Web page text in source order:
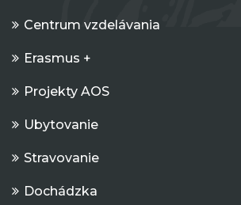
Centrum vzdelávania
Erasmus +
Projekty AOS
Ubytovanie
Stravovanie
Dochádzka